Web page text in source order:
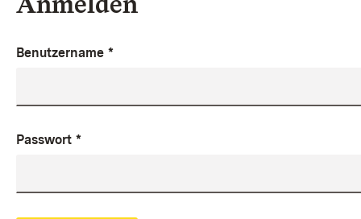
Benutzername *
Passwort *